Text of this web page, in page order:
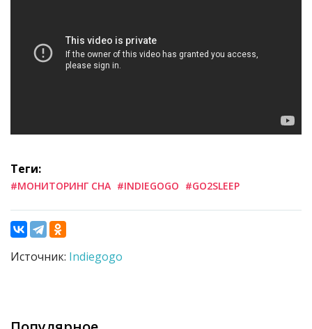
Теги:
#МОНИТОРИНГ СНА #INDIEGOGO #GO2SLEEP
Источник: Indiegogo